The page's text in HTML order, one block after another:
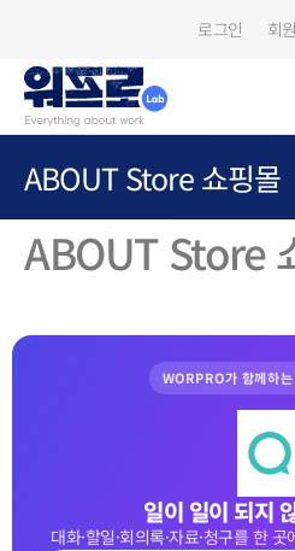
로그인 회
ABOUT Store 쇼핑몰
ABOUT Store
WORPRO가 함께하
일이 일이 되지
대화·할일·회의록·자료·청구를 한